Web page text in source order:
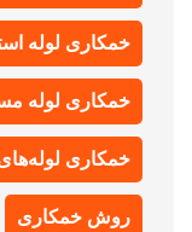
خمکاری لوله
خمکاری لوله
خمکاری
روش خمکاری